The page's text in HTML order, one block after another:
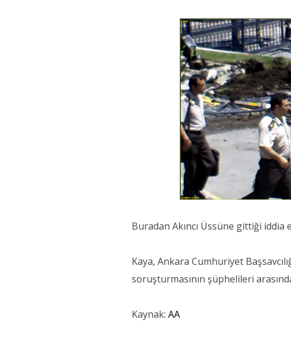
Buradan Akıncı Üssüne gittiği iddia
Kaya, Ankara Cumhuriyet
soruşturmasının şüphelileri
Kaynak:AA